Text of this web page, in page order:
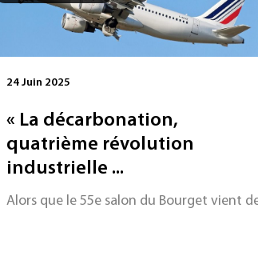
pose aujourd’hui la question du
24 Juin 2025
« La décarbonation,
quatrième révolution
industrielle ...
Alors que le 55e salon du Bourget vient